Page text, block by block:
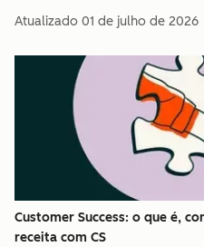
Atualizado 01 de julho de 2026
Customer Success: o que é,
receita com CS